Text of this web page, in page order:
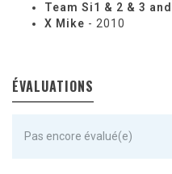
Team Si1 & 2 & 3
X Mike - 2010
ÉVALUATIONS
Pas encore évalué(e)